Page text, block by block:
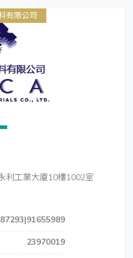
有限公司
利工業大廈10樓1002室
23970019